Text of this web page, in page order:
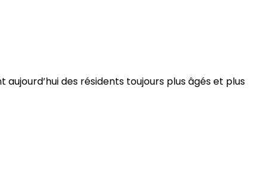
des résidents toujours plus âgés et plus